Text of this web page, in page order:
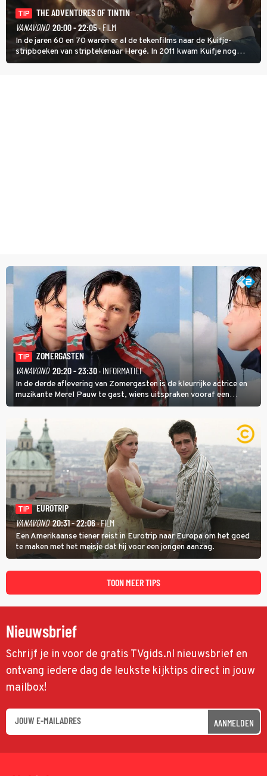
TIP
THE ADVENTURES OF TINTIN
VANAVOND 20:00 - 22:05· FILM
In de jaren 60 en 70 waren er al de tekenfilms naar de Kuifje-
stripboeken van striptekenaar Hergé. In 2011 kwam Kuifje nog
meer tot leven in The Adventures of Tintin van Steven Spielberg.
TIP
ZOMERGASTEN
VANAVOND 20:20 - 23:30· INFORMATIEF
In de derde aflevering van Zomergasten is de kleurrijke actrice en
muzikante Merel Pauw te gast, wiens uitspraken vooraf een
boeiende avond beloven: 'Mijn ideale televisieavond is zoals mijn
identiteit: grenzeloos, absurd en vol angsten'.
TIP
EUROTRIP
VANAVOND 20:31 - 22:06· FILM
Een Amerikaanse tiener reist in Eurotrip naar Europa om het goed
te maken met het meisje dat hij voor een jongen aanzag.
TOON MEER TIPS
Nieuwsbrief
Schrijf je in voor de gratis TVgids.nl nieuwsbrief en
ontvang iedere dag de leukste kijktips direct in jouw
mailbox!
AANMELDEN